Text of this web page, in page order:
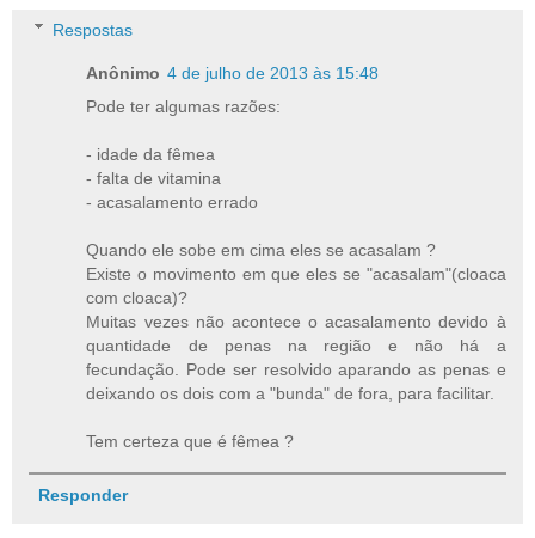
Respostas
Anônimo 4 de julho de 2013 às 15:48
Pode ter algumas razões:
- idade da fêmea
- falta de vitamina
- acasalamento errado
Quando ele sobe em cima eles se acasalam ?
Existe o movimento em que eles se "acasalam"(cloaca
com cloaca)?
Muitas vezes não acontece o acasalamento devido à
quantidade de penas na região e não há a
fecundação. Pode ser resolvido aparando as penas e
deixando os dois com a "bunda" de fora, para facilitar.
Tem certeza que é fêmea ?
Responder